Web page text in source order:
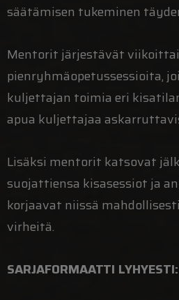
säätämisen tukeminen
Mentorit järjestävät
pienryhmäopetussessioita,
kuljettajan toimia eri
apua kuljettajaa
Lisäksi mentorit katsovat
suojattiensa kisasessiot ja
korjaavat niissä
virheitä.
SARJAFORMAATTI LYHYESTI: